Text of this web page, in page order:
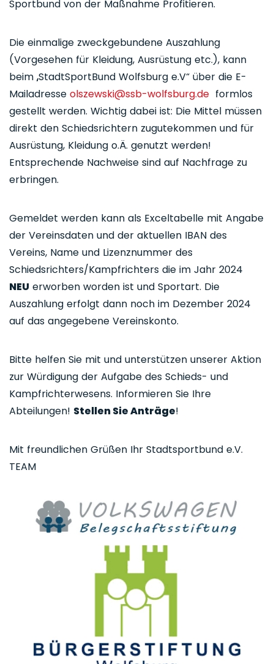
Sportbund von der Maßnahme Profitieren.
Die einmalige zweckgebundene Auszahlung
(Vorgesehen für Kleidung, Ausrüstung etc.), kann
beim „StadtSportBund Wolfsburg e.V“ über die E-
Mailadresse olszewski@ssb-wolfsburg.de formlos
gestellt werden. Wichtig dabei ist: Die Mittel müssen
direkt den Schiedsrichtern zugutekommen und für
Ausrüstung, Kleidung o.Ä. genutzt werden!
Entsprechende Nachweise sind auf Nachfrage zu
erbringen.
Gemeldet werden kann als Exceltabelle mit Angabe
der Vereinsdaten und der aktuellen IBAN des
Vereins, Name und Lizenznummer des
Schiedsrichters/Kampfrichters die im Jahr 2024
NEU erworben worden ist und Sportart. Die
Auszahlung erfolgt dann noch im Dezember 2024
auf das angegebene Vereinskonto.
Bitte helfen Sie mit und unterstützen unserer Aktion
zur Würdigung der Aufgabe des Schieds- und
Kampfrichterwesens. Informieren Sie Ihre
Abteilungen! Stellen Sie Anträge!
Mit freundlichen Grüßen Ihr Stadtsportbund e.V.
TEAM